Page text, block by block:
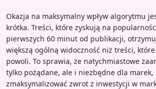
Okazja na maksymalny wpływ algorytmu
krótka. Treści, które zyskują na
pierwszych 60 minut od publikacji,
większą ogólną widoczność niż treści,
powoli. To sprawia, że natychmiastowe
tylko pożądane, ale i niezbędne dla marek,
zmaksymalizować zwrot z inwestycji w